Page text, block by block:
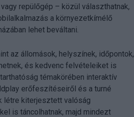
repülőgép – közül választhatnak,
a környezetkímélő
lehet beváltani.
az állomások, helyszínek, időpontok,
és kedvenc felvételeiket is
témakörében interaktív
erőfeszítéseiről és a turné
létre kiterjesztett valóság
is táncolhatnak, majd mindezt